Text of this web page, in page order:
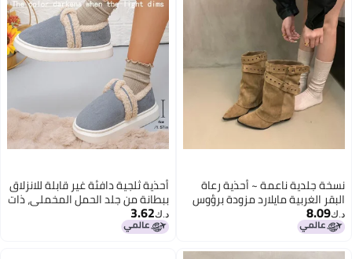
نسخة جلدية ناعمة ~ أحذية رعاة
البقر الغربية مايلارد مزودة برؤوس
مدببة وكعب سميك أحذية فارس
بطول منتصف الساق
د.ك‏8.09
3
أحذية ثلجية دافئة غير قابلة للانزلاق
ببطانة من جلد الحمل المخملي، ذات
نعل سميك، مريحة للمنزل، لعشاق
الشتاء
د.ك‏3.62